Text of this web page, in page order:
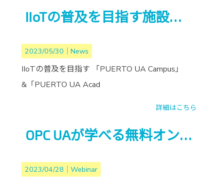
IIoTの普及を目指す施設を、 さがみはら産業創造センター内に5月15日(月)開設
2023/05/30｜ News
IIoTの普及を目指す 「PUERTO UA Campus」
&「PUERTO UA Acad
詳細はこちら
OPC UAが学べる無料オンラインセミナーの開催
2023/04/28｜ Webinar